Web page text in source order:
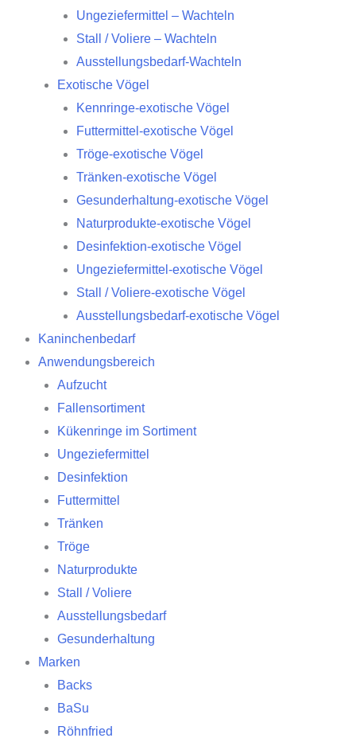
Ungeziefermittel – Wachteln
Stall / Voliere – Wachteln
Ausstellungsbedarf-Wachteln
Exotische Vögel
Kennringe-exotische Vögel
Futtermittel-exotische Vögel
Tröge-exotische Vögel
Tränken-exotische Vögel
Gesunderhaltung-exotische Vögel
Naturprodukte-exotische Vögel
Desinfektion-exotische Vögel
Ungeziefermittel-exotische Vögel
Stall / Voliere-exotische Vögel
Ausstellungsbedarf-exotische Vögel
Kaninchenbedarf
Anwendungsbereich
Aufzucht
Fallensortiment
Kükenringe im Sortiment
Ungeziefermittel
Desinfektion
Futtermittel
Tränken
Tröge
Naturprodukte
Stall / Voliere
Ausstellungsbedarf
Gesunderhaltung
Marken
Backs
BaSu
Röhnfried